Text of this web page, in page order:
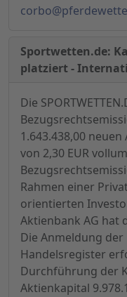
Sportwetten.de:
platziert -
Die
1.643.438,00
von 2,30 EUR
Rahmen einer
orientierten
Aktienbank AG hat
Die Anmeldung
Handelsregister
Durchführung der
Aktienkapital